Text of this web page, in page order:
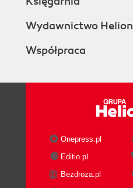
Wydawnictwo Helion
Współpraca
Onepress.pl
Editio.pl
Bezdroza.pl